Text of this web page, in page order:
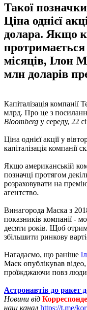
Такої
Ціна однієї
долара. Якщо
протримається
місяців, Ілон
млн доларів
Капіталізація компанії
млрд. Про це з
Bloomberg у середу, 22
Ціна однієї акції у
капіталізація компанії
Якщо американській
позначці протягом
розраховувати на
агентство.
Винагорода Маска з
показників компанії -
десяти років. Щоб
збільшити ринкову
Нагадаємо, що раніше
Маск опублікував
проїжджаючи повз
Астронавтів до ракет
Новини від
наш канал https://t.me/